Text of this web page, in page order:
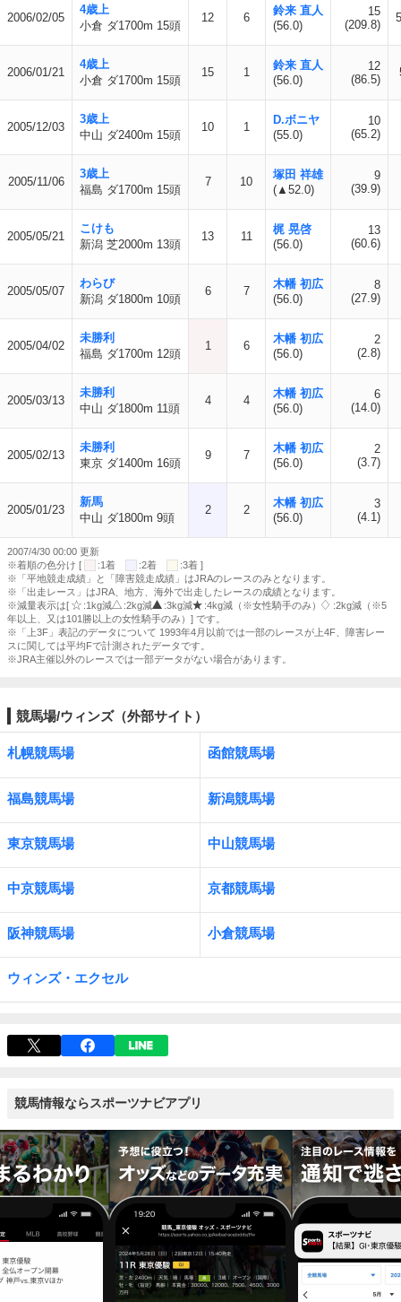
2006/02/05
4歳上
小倉 ダ1700m 15頭
12 6
鈴来 直人
(56.0)
15
(209.8)
2006/01/21
4歳上
小倉 ダ1700m 15頭
15 1
鈴来 直人
(56.0)
12
(86.5)
2005/12/03
3歳上
中山 ダ2400m 15頭
10 1
D.ボニヤ
(55.0)
10
(65.2)
2005/11/06
3歳上
福島 ダ1700m 15頭
7 10
塚田 祥雄
(▲52.0)
9
(39.9)
2005/05/21
こけも
新潟 芝2000m 13頭
13 11
梶 晃啓
(56.0)
13
(60.6)
2005/05/07
わらび
新潟 ダ1800m 10頭
6 7
木幡 初広
(56.0)
8
(27.9)
2005/04/02
未勝利
福島 ダ1700m 12頭
1 6
木幡 初広
(56.0)
2
(2.8)
2005/03/13
未勝利
中山 ダ1800m 11頭
4 4
木幡 初広
(56.0)
6
(14.0)
2005/02/13
未勝利
東京 ダ1400m 16頭
9 7
木幡 初広
(56.0)
2
(3.7)
2005/01/23
新馬
中山 ダ1800m 9頭
2 2
木幡 初広
(56.0)
3
(4.1)
2007/4/30 00:00 更新
※着順の色分け [
:1着 :2着
:3着 ]
※「平地競走成績」と「障害競走成績」はJRAのレースのみとなります。
※「出走レース」はJRA、地方、海外で出走したレースの成績となります。
※減量表示は[
:1kg減 :2kg減 :3kg減 :4kg減（※女性騎手のみ）
:2kg減（※5
年以上、又は101勝以上の女性騎手のみ）] です。
※「上3F」表記のデータについて 1993年4月以前では一部のレースが上4F、障害レー
スに関しては平均Fで計測されたデータです。
※JRA主催以外のレースでは一部データがない場合があります。
競馬場/ウィンズ（外部サイト）
札幌競馬場 函館競馬場
福島競馬場 新潟競馬場
東京競馬場 中山競馬場
中京競馬場 京都競馬場
阪神競馬場 小倉競馬場
ウィンズ・エクセル
競馬情報ならスポーツナビアプリ